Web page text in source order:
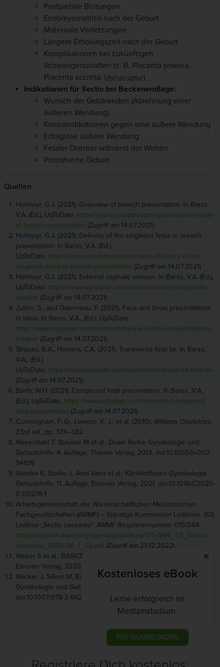
Postpartale Blutungen
Endomyometritis nach der Geburt
Maternale Verletzungen
Längere Erholungszeit nach der Geburt
Komplikationen bei zukünftigen
Schwangerschaften (z. B. Placenta praevia,
Placenta accreta, Uterusruptur)
Indikationen für Sectio bei Beckenendlage:
Wunsch der Gebärenden (Ablehnung einer
äußeren Wendung)
Kontraindikationen gegen eine äußere Wendung
Erfolglose äußere Wendung
Fetaler Distress während der Wehen
Protrahierte Geburt
Quellen
Hofmeyr, G.J. (2021). Overview of breech presentation. In Barss,
V.A. (Ed.), UpToDate. https://www.uptodate.com/contents/overview-
of-breech-presentation (Zugriff am 14.07.2021)
Hofmeyr, G.J. (2021). Delivery of the singleton fetus in breech
presentation. In Barss, V.A. (Ed.),
UpToDate. https://www.uptodate.com/contents/delivery-of-the-
singleton-fetus-in-breech-presentation (Zugriff am 14.07.2021)
Hofmeyr, G.J. (2021). External cephalic version. In Barss, V.A. (Ed.),
UpToDate. https://www.uptodate.com/contents/external-cephalic-
version (Zugriff am 14.07.2021)
Julien, S., and Galerneau, F. (2021). Face and brow presentations
in labor. In Barss, V.A., (Ed.), UpToDate.
https://www.uptodate.com/contents/face-and-brow-presentations-
in-labor (Zugriff am 14.07.2021)
Strauss, R.A., Herrera, C.A. (2021). Transverse fetal lie. In Barss,
V.A., (Ed.),
UpToDate. https://www.uptodate.com/contents/transverse-fetal-lie
(Zugriff am 14.07.2021)
Barth, W.H. (2021). Compound fetal presentation. In Barss, V.A.,
(Ed.), UpToDate. https://www.uptodate.com/contents/compound-
fetal-presentation (Zugriff am 14.07.2021)
Cunningham, F. G., Leveno, K. J., et al. (2010). Williams Obstetrics,
23rd ed., pp. 374‒382.
Weyerstahl T, Stauber M et al.: Duale Reihe Gynäkologie und
Geburtshilfe. 4. Auflage. Thieme Verlag; 2013. doi:10.1055/b-002-
94109
Goerke K, Steller J, Axel Valet et al.: Klinikleitfaden Gynäkologie
Geburtshilfe. 11. Auflage. Elsevier Verlag; 2021. doi:10.1016/C2020-
0-00278-1
Arbeitsgemeinschaft der Wissenschaftlichen Medizinischen
Fachgesellschaften (AWMF) – Ständige Kommission Leitlinien. (S3)
Leitlinie „Sectio caesarea“. AWMF-Registriernummer 015/084.
https://register.awmf.org/assets/guidelines/015-084l_S3_Sectio-
caesarea_2020-06_1_02.pdf (Zugriff am 25.12.2022)
Weber S et al.: BASICS Gynäkologie und Geburtshilfe. 7. Auflage.
Elsevier Verlag; 2020
Wacker J, Sillem M, Bastert G et al.: Therapiehandbuch
Gynäkologie und Geburtshilfe. 3. Auflage. Springer Verlag; 2020.
doi:10.1007/978-3-662-59809-2
Kostenloses eBook
Lerne erfolgreich im
Medizinstudium
PDF DOWNLOADEN